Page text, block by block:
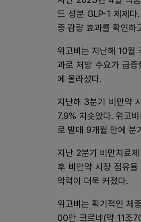
드 성분 GLP-1 제제다
중 감량 효과를 확인하
위고비는 지난해 10월
과로 처방 수요가 급
에 올라섰다.
지난해 3분기 비만약
7.9% 치솟았다. 위고
로 발매 9개월 만에 분
지난 2분기 비만치료
후 비만약 시장 점유
악력이 더욱 커졌다.
위고비는 획기적인 체
00만 크로네(약 11조